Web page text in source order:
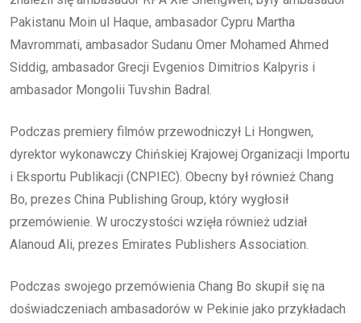
Pakistanu Moin ul Haque, ambasador Cypru Martha
Mavrommati, ambasador Sudanu Omer Mohamed Ahmed
Siddig, ambasador Grecji Evgenios Dimitrios Kalpyris i
ambasador Mongolii Tuvshin Badral.
Podczas premiery filmów przewodniczył Li Hongwen,
dyrektor wykonawczy Chińskiej Krajowej Organizacji Importu
i Eksportu Publikacji (CNPIEC). Obecny był również Chang
Bo, prezes China Publishing Group, który wygłosił
przemówienie. W uroczystości wzięła również udział
Alanoud Ali, prezes Emirates Publishers Association.
Podczas swojego przemówienia Chang Bo skupił się na
doświadczeniach ambasadorów w Pekinie jako przykładach